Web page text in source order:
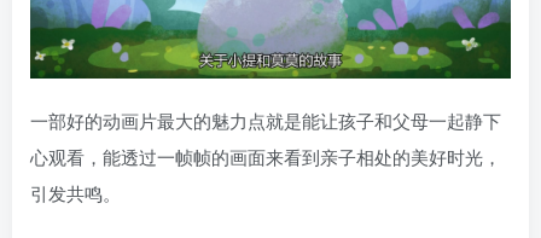
一部好的动画片最大的魅力点就是能让孩子和父母一起静下
心观看，能透过一帧帧的画面来看到亲子相处的美好时光，
引发共鸣。